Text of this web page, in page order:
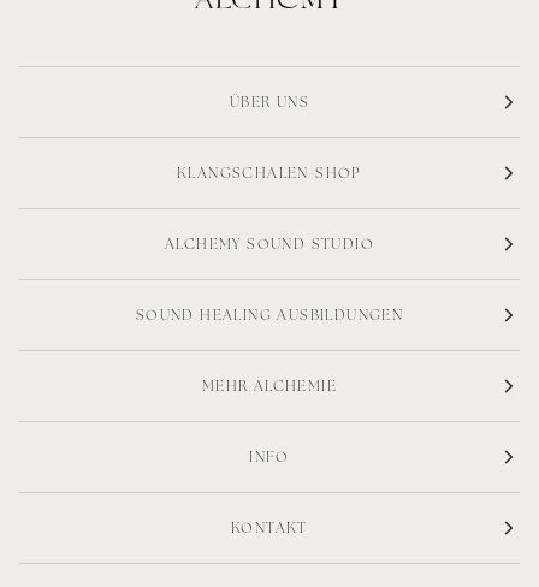
ÜBER UNS
KLANGSCHALEN-SHOP
ALCHEMY SOUND STUDIO
SOUND HEALING AUSBILDUNGEN
MEHR ALCHEMIE
INFO
KONTAKT